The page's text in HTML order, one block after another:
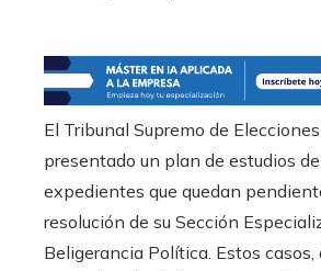
El Tribunal Supremo de
presentado un plan de estudios
expedientes que quedan
resolución de su Sección
Beligerancia Política. Estos casos,